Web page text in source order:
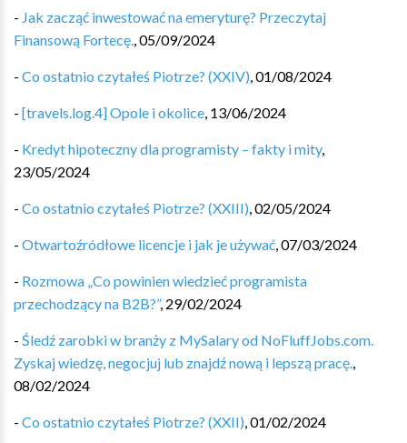
- Jak zacząć inwestować na emeryturę? Przeczytaj
Finansową Fortecę.,05/09/2024
- Co ostatnio czytałeś Piotrze? (XXIV),01/08/2024
- [travels.log.4] Opole i okolice, 13/06/2024
- Kredyt hipoteczny dla programisty – fakty i mity,
23/05/2024
- Co ostatnio czytałeś Piotrze? (XXIII),02/05/2024
- Otwartoźródłowe licencje i jak je używać,07/03/2024
- Rozmowa „Co powinien wiedzieć programista
przechodzący na B2B?”, 29/02/2024
- Śledź zarobki w branży z MySalary od NoFluffJobs.com.
Zyskaj wiedzę, negocjuj lub znajdź nową i lepszą pracę.,
08/02/2024
- Co ostatnio czytałeś Piotrze? (XXII),01/02/2024